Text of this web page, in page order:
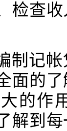
检查
制记
面的
的作
解到